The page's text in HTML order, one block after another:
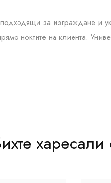
за изграждане и
ноктите на клиента.